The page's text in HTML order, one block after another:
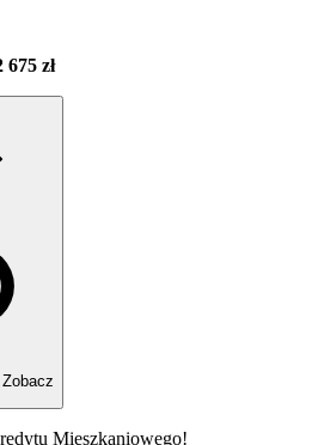
675 zł
Zobacz
Mieszkaniowego!